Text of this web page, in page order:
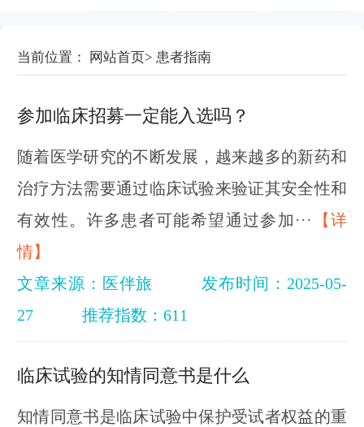
银屑病 特应性皮炎 干细胞
当前位置： 网站首页> 患者指南
参加临床招募一定能入选吗？
随着医学研究的不断发展，越来越多的新药和
治疗方法需要通过临床试验来验证其安全性和
有效性。许多患者可能希望通过参加···
【详
情】
文章来源：医伴旅
发布时间：2025-05-
27
推荐指数：611
临床试验的知情同意书是什么
知情同意书是临床试验中保护受试者权益的重